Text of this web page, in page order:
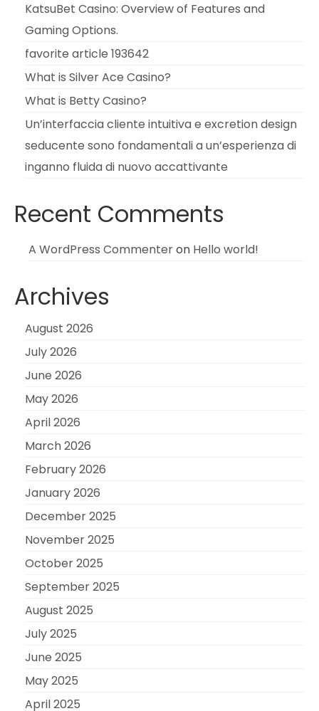
KatsuBet Casino: Overview of Features and
Gaming Options.
favorite article 193642
What is Silver Ace Casino?
What is Betty Casino?
Un’interfaccia cliente intuitiva e excretion design
seducente sono fondamentali a un’esperienza di
inganno fluida di nuovo accattivante
Recent Comments
A WordPress Commenteron Hello world!
Archives
August 2026
July 2026
June 2026
May 2026
April 2026
March 2026
February 2026
January 2026
December 2025
November 2025
October 2025
September 2025
August 2025
July 2025
June 2025
May 2025
April 2025